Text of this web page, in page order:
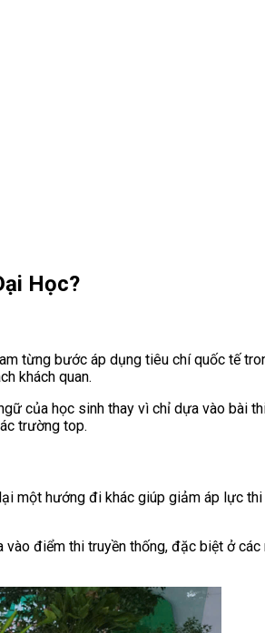
Học?
từng bước áp dụng tiêu chí quốc tế
khách quan.
của học sinh thay vì chỉ dựa vào bài
trường top.
một hướng đi khác giúp giảm áp lực
điểm thi truyền thống, đặc biệt ở